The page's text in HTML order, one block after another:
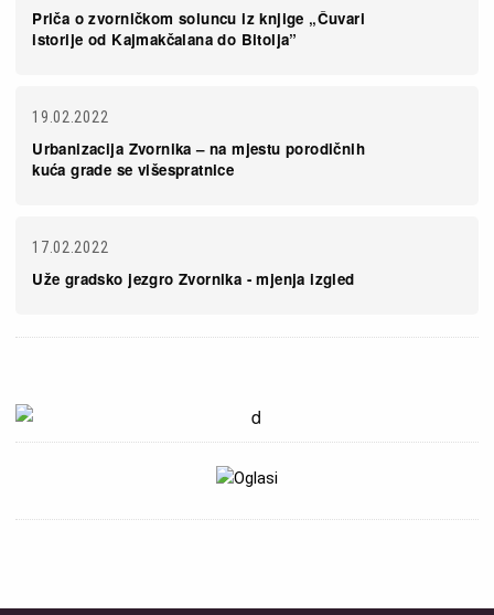
Priča o zvorničkom soluncu iz knjige „Čuvari
istorije od Kajmakčalana do Bitolja”
19.02.2022
Urbanizacija Zvornika – na mjestu porodičnih
kuća grade se višespratnice
17.02.2022
Uže gradsko jezgro Zvornika - mjenja izgled
Slika